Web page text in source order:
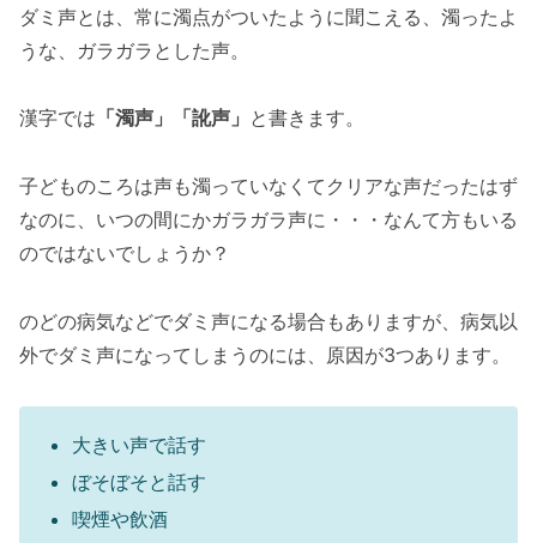
ダミ声とは、常に濁点がついたように聞こえる、濁ったよ
うな、ガラガラとした声。
漢字では 「濁声」「訛声」 と書きます。
子どものころは声も濁っていなくてクリアな声だったはず
なのに、いつの間にかガラガラ声に・・・なんて方もいる
のではないでしょうか？
のどの病気などでダミ声になる場合もありますが、病気以
外でダミ声になってしまうのには、原因が3つあります。
大きい声で話す
ぼそぼそと話す
喫煙や飲酒